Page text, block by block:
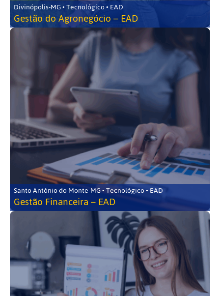
Divinópolis-MG • Tecnológico • EAD
Gestão do Agronegócio – EAD
Santo Antônio do Monte-MG • Tecnológico • EAD
Gestão Financeira – EAD